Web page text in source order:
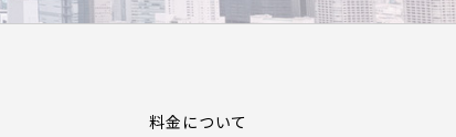
料金について